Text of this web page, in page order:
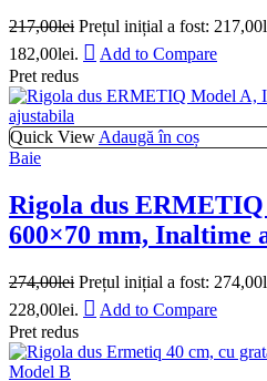
217,00lei Prețul inițial a fost:
182,00lei.
Add to Compare
Pret redus
Quick View Adaugă în coș
Baie
Rigola dus
600×70 mm, Inaltime
274,00lei Prețul inițial a fost:
228,00lei.
Add to Compare
Pret redus